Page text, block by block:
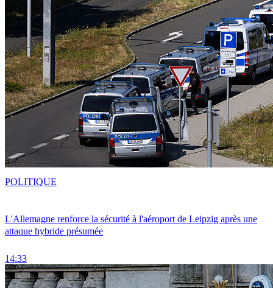
L'Allemagne renforce la sécurité à l'aéroport de Leipzig après une
attaque hybride présumée
14:33
POLITIQUE